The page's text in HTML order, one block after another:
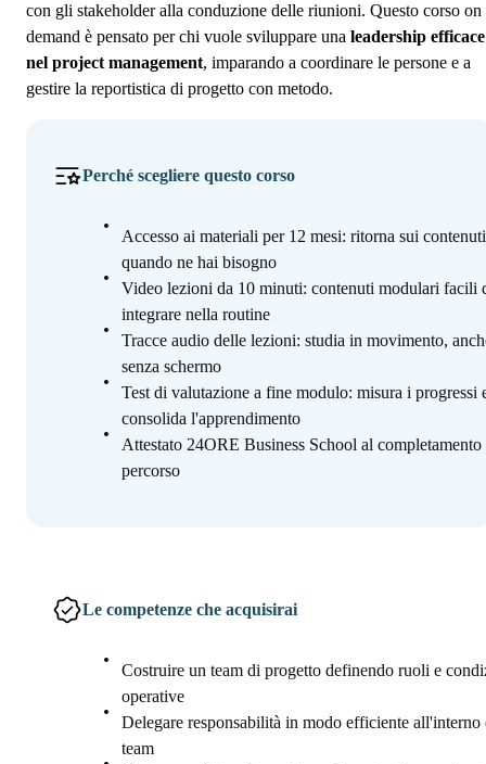
con gli stakeholder alla conduzione delle riunioni. Questo corso on
demand è pensato per chi vuole sviluppare una leadership efficace
nel project management, imparando a coordinare le persone e a
gestire la reportistica di progetto con metodo.
Perché scegliere questo corso
Accesso ai materiali per 12 mesi: ritorna sui contenuti
quando ne hai bisogno
Video lezioni da 10 minuti: contenuti modulari facili
integrare nella routine
Tracce audio delle lezioni: studia in movimento,
senza schermo
Test di valutazione a fine modulo: misura i progressi
consolida l'apprendimento
Attestato 24ORE Business School al completamento
percorso
Le competenze che acquisirai
Costruire un team di progetto definendo ruoli e
operative
Delegare responsabilità in modo efficiente all'interno
team